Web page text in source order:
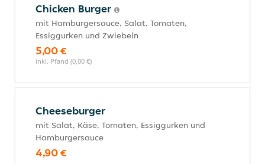
Chicken Burger
mit Hamburgersauce, Salat, Tomaten,
Essiggurken und Zwiebeln
5,00 €
inkl. Pfand (0,00 €)
Cheeseburger
mit Salat, Käse, Tomaten, Essiggurken und
Hamburgersauce
4,90 €